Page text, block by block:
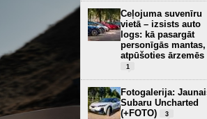
Ceļojuma suvenīru
vietā – izsists auto
logs: kā pasargāt
personīgās mantas,
atpūšoties ārzemēs
1
Fotogalerija:
Subaru Uncharted
(+FOTO)
3